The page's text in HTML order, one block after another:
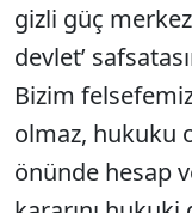
gizli güç
devlet’
Bizim
olmaz, hukuku
önünde hesap